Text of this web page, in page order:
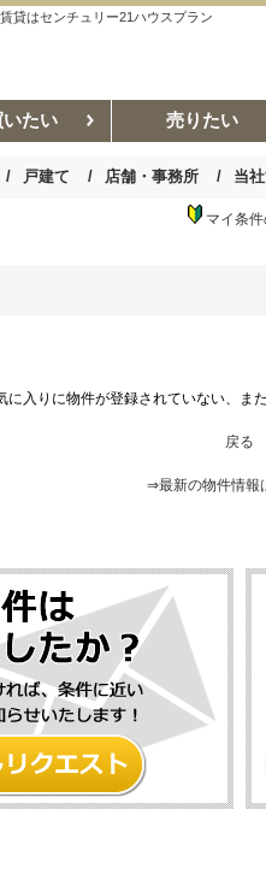
貸はセンチュリー21ハウスプラン
いたい 売りたい
戸建て 店舗・事務所 当
マイ条
に入りに物件が登録されていない、ま
戻る
⇒最新の物件情報